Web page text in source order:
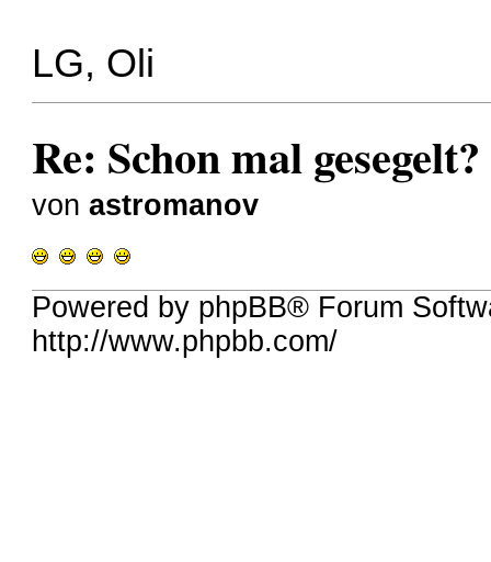
LG, Oli
Re: Schon mal gesegelt?
vonastromanov
Powered by phpBB® Forum
http://www.phpbb.com/